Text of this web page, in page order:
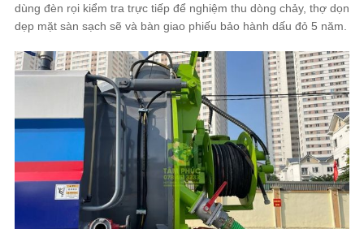
dùng đèn rọi kiểm tra trực tiếp để nghiệm thu dòng chảy, thợ dọn
dẹp mặt sàn sạch sẽ và bàn giao phiếu bảo hành dấu đỏ 5 năm.